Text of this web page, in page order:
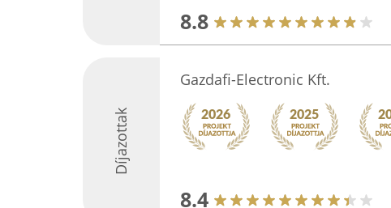
8.8
Díjazottak
Gazdafi-Electronic Kft.
8.4